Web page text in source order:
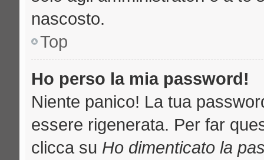
nascosto.
Top
Ho perso la mia password!
Niente panico! La tua
essere rigenerata. Per far
clicca su Ho dimenticato la